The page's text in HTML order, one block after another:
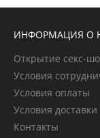
ИНФОРМАЦИЯ О
Открытие секс-
Условия
Условия оплаты
Условия доставки
Контакты